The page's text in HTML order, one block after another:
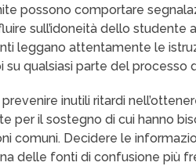
possono comportare
sull’idoneità dello studente
leggano attentamente le
su qualsiasi parte del processo
inutili ritardi
per il sostegno di cui hanno
comuni. Decidere le
delle fonti di confusione più